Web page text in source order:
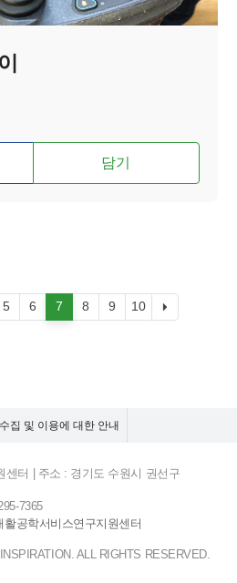
담기
5 6 7 8 9 10
집 및 이용에 대한 안내
센터 | 주소 : 경기도 수원시 권선구
7365
활공학서비스연구지원센터
ALL RIGHTS RESERVED.